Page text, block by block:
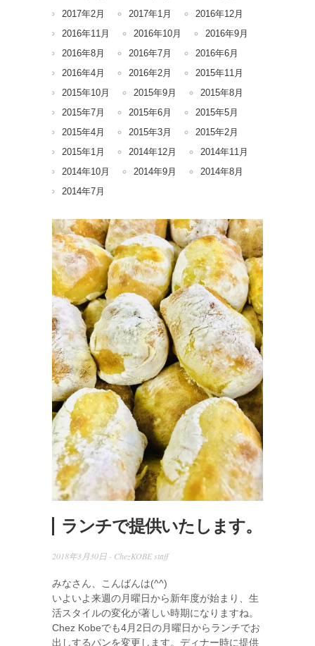
2017年2月
2017年1月
2016年12月
2016年11月
2016年10月
2016年9月
2016年8月
2016年7月
2016年6月
2016年4月
2016年2月
2015年11月
2015年10月
2015年9月
2015年8月
2015年7月
2015年6月
2015年5月
2015年4月
2015年3月
2015年2月
2015年1月
2014年12月
2014年11月
2014年10月
2014年9月
2014年8月
2014年7月
ランチで提供いたします。
2018年3月30日 - ChezKOBE staff
みなさん、こんばんは(^^)
いよいよ来週の月曜日から新年度が始まり、生
活スタイルの変化が著しい時期になりますね。
Chez Kobeでも4月2日の月曜日からランチでお
出しするパンを変更します。ディナー時に提供